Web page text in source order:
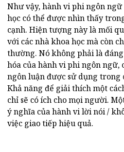
Như vậy, hành vi phi ngôn
học có thể được nhìn thấy
cạnh. Hiện tượng này là mối
với các nhà khoa học mà còn
thường. Nó không phải là
hóa của hành vi phi ngôn ngữ,
ngôn luận được sử dụng trong
Khả năng để giải thích một
chỉ sẽ có ích cho mọi người.
ý nghĩa của hành vi lời nói /
việc giao tiếp hiệu quả.